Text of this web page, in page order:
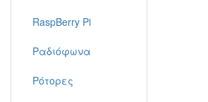
RaspBerry Pi
Ραδιόφωνα
Ρότορες